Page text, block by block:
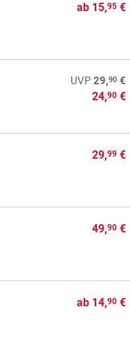
ab 15,95 €
UVP 29,90 €
24,90 €
29,99 €
49,90 €
ab 14,90 €